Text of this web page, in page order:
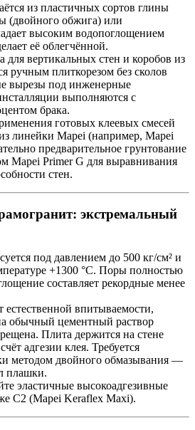
из пластичных сортов глины
(двойного обжига) или
высоким водопоглощением
её облегчённой.
для вертикальных стен и коробов из
ручным плиткорезом без сколов
вырезы под инженерные
выполняются с
брака.
готовых клеевых смесей
линейки Mapei (например, Mapei
предварительное грунтование
Mapei Primer G для выравнивания
стен.
экстремальный
под давлением до 500 кг/см² и
+1300 °C. Поры полностью
составляет рекордные менее
естественной впитываемости,
обычный цементный раствор
Плита держится на стене
адгезии клея. Требуется
методом двойного обмазывания —
плашки.
эластичные высокоадгезивные
C2 (Mapei Keraflex Maxi).